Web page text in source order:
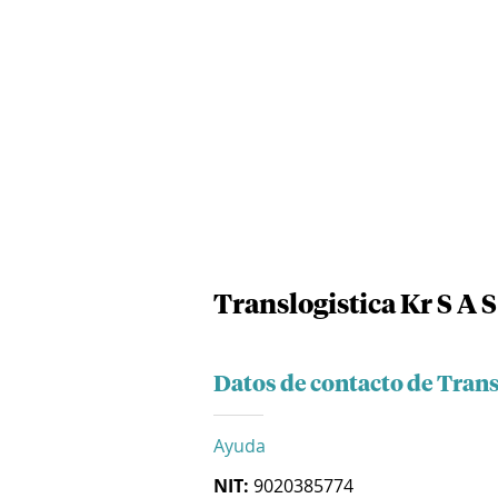
Translogistica Kr S A S
Datos de contacto de
Ayuda
NIT: 9020385774